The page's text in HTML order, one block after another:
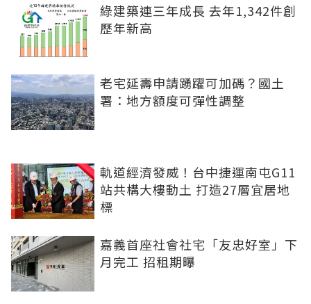
綠建築連三年成長 去年1,342件創
歷年新高
老宅延壽申請踴躍可加碼？國土
署：地方額度可彈性調整
軌道經濟發威！台中捷運南屯G11
站共構大樓動土 打造27層宜居地
標
嘉義首座社會社宅「友忠好室」下
月完工 招租期曝